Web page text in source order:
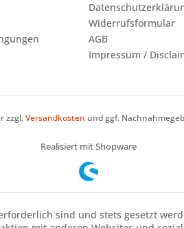
Widerrufsformular
AGB
Impressum /
zzgl.Versandkosten und ggf.
Realisiert mit Shopware
sind und stets gesetzt